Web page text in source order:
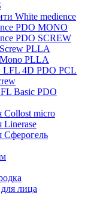
White medience
PDO MONO
PDO SCREW
PLLA
PLLA
LFL 4D PDO PCL
Basic PDO
Collost micro
Linerase
Сферогель
лица